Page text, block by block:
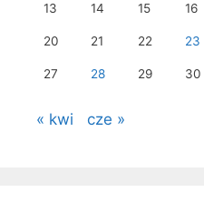
13 14 15 16
20 21 22 23
27 28 29 30
« kwi cze »